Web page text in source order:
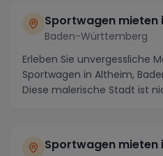
Sportwagen mieten
Baden-Württemberg
Erleben Sie unvergessliche
Sportwagen in Altheim,
Diese malerische Stadt ist
Sportwagen mieten